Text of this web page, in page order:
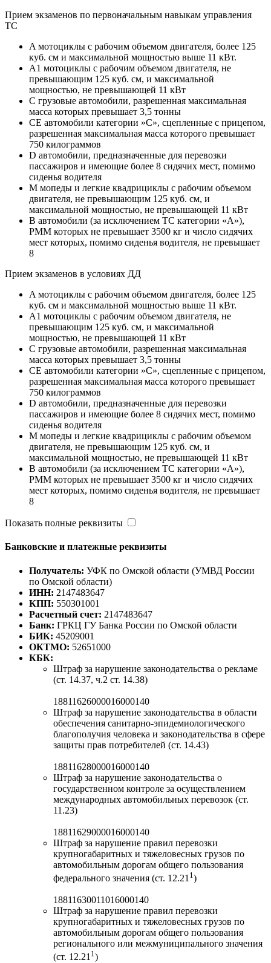
Прием экзаменов по первоначальным навыкам управления
ТС
A мотоциклы с рабочим объемом двигателя, более 125
куб. см и максимальной мощностью выше 11 кВт.
A1 мотоциклы с рабочим объемом двигателя, не
превышающим 125 куб. см, и максимальной
мощностью, не превышающей 11 кВт
C грузовые автомобили, разрешенная максимальная
масса которых превышает 3,5 тонны
CE автомобили категории »С», сцепленные с прицепом,
разрешенная максимальная масса которого превышает
750 килограммов
D автомобили, предназначенные для перевозки
пассажиров и имеющие более 8 сидячих мест, помимо
сиденья водителя
M мопеды и легкие квадрициклы с рабочим объемом
двигателя, не превышающим 125 куб. см, и
максимальной мощностью, не превышающей 11 кВт
B автомобили (за исключением ТС категории «A»),
РММ которых не превышает 3500 кг и число сидячих
мест которых, помимо сиденья водителя, не превышает
8
Прием экзаменов в условиях ДД
A мотоциклы с рабочим объемом двигателя, более 125
куб. см и максимальной мощностью выше 11 кВт.
A1 мотоциклы с рабочим объемом двигателя, не
превышающим 125 куб. см, и максимальной
мощностью, не превышающей 11 кВт
C грузовые автомобили, разрешенная максимальная
масса которых превышает 3,5 тонны
CE автомобили категории »С», сцепленные с прицепом,
разрешенная максимальная масса которого превышает
750 килограммов
D автомобили, предназначенные для перевозки
пассажиров и имеющие более 8 сидячих мест, помимо
сиденья водителя
M мопеды и легкие квадрициклы с рабочим объемом
двигателя, не превышающим 125 куб. см, и
максимальной мощностью, не превышающей 11 кВт
B автомобили (за исключением ТС категории «A»),
РММ которых не превышает 3500 кг и число сидячих
мест которых, помимо сиденья водителя, не превышает
8
Показать полные реквизиты
Банковские и платежные реквизиты
Получатель: УФК по Омской области (УМВД России
по Омской области)
ИНН: 2147483647
КПП: 550301001
Расчетный счет: 2147483647
Банк: ГРКЦ ГУ Банка России по Омской области
БИК: 45209001
ОКТМО: 52651000
КБК:
Штраф за нарушение законодательства о рекламе
(ст. 14.37, ч.2 ст. 14.38)
18811626000016000140
Штраф за нарушение законодательства в области
обеспечения санитарно-эпидемиологического
благополучия человека и законодательства в сфере
защиты прав потребителей (ст. 14.43)
18811628000016000140
Штраф за нарушение законодательства о
государственном контроле за осуществлением
международных автомобильных перевозок (ст.
11.23)
18811629000016000140
Штраф за нарушение правил перевозки
крупногабаритных и тяжеловесных грузов по
автомобильным дорогам общего пользования
федерального значения (ст. 12.21 1 )
18811630011016000140
Штраф за нарушение правил перевозки
крупногабаритных и тяжеловесных грузов по
автомобильным дорогам общего пользования
регионального или межмуниципального значения
(ст. 12.21 1 )